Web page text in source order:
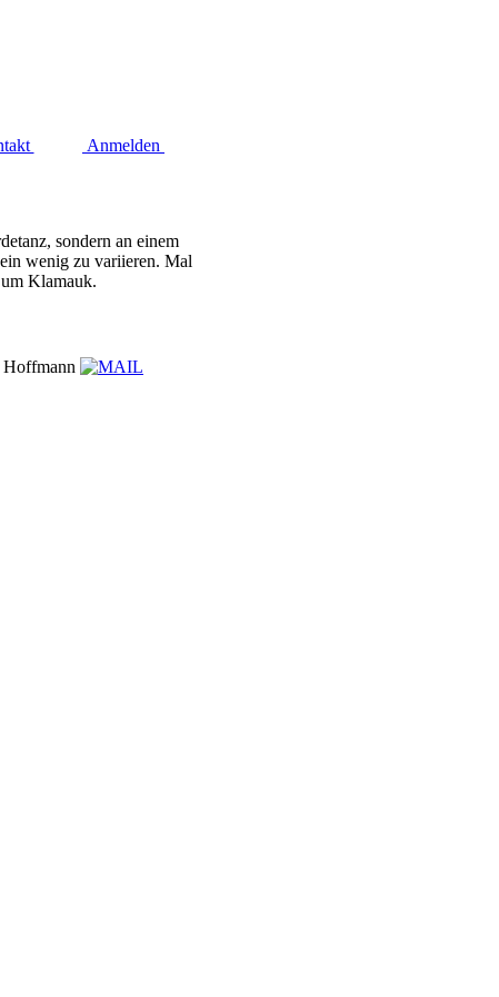
Anmelden
sondern an einem
wenig zu variieren. Mal
Klamauk.